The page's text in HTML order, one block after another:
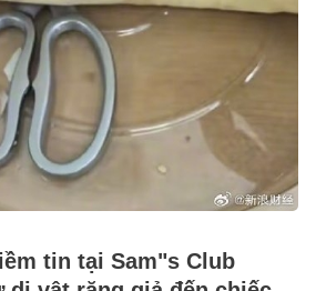
tin tại Sam"s Club